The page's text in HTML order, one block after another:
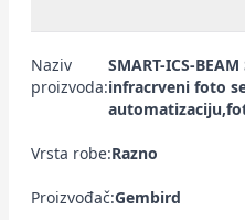
Naziv
proizvoda:
SMART-ICS-
infracrveni foto
Vrsta robe:Razno
Proizvođač:Gembird